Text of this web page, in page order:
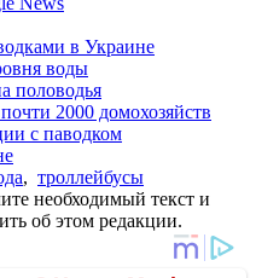
в Украине
воды
половодья
2000 домохозяйств
с паводком
, троллейбусы
необходимый текст и
об этом редакции.